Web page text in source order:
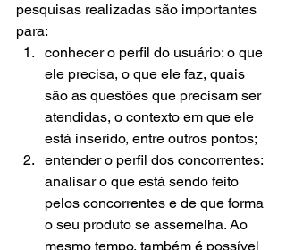
pesquisas realizadas são importantes
para:
conhecer o perfil do usuário: o que
ele precisa, o que ele faz, quais
são as questões que precisam ser
atendidas, o contexto em que ele
está inserido, entre outros pontos;
entender o perfil dos concorrentes:
analisar o que está sendo feito
pelos concorrentes e de que forma
o seu produto se assemelha. Ao
mesmo tempo, também é possível